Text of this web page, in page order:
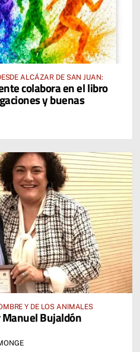
ALCÁZAR DE SAN JUAN:
colabora en el libro
y buenas
Y DE LOS ANIMALES